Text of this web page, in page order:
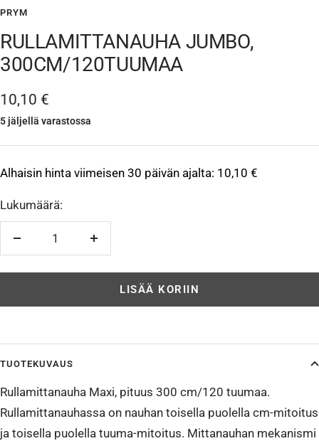
PRYM
RULLAMITTANAUHA JUMBO,
300CM/120TUUMAA
Alennushinta
10,10 €
5 jäljellä varastossa
Alhaisin hinta viimeisen 30 päivän ajalta: 10,10 €
Lukumäärä:
Vähennä
LISÄÄ KORIIN
TUOTEKUVAUS
Rullamittanauha Maxi, pituus 300 cm/120 tuumaa.
Rullamittanauhassa on nauhan toisella puolella cm-mitoitus
ja toisella puolella tuuma-mitoitus. Mittanauhan mekanismi